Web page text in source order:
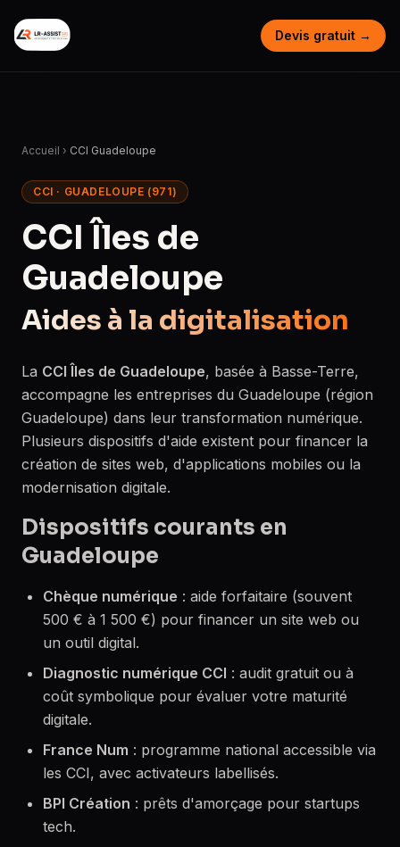
Devis gratuit →
Accueil › CCI Guadeloupe
CCI · GUADELOUPE (971)
CCI Îles de
Guadeloupe
Aides à la digitalisation
La CCI Îles de Guadeloupe, basée à Basse-Terre,
accompagne les entreprises du Guadeloupe (région
Guadeloupe) dans leur transformation numérique.
Plusieurs dispositifs d'aide existent pour financer la
création de sites web, d'applications mobiles ou la
modernisation digitale.
Dispositifs courants en
Guadeloupe
Chèque numérique : aide forfaitaire (souvent
500 € à 1 500 €) pour financer un site web ou
un outil digital.
Diagnostic numérique CCI : audit gratuit ou à
coût symbolique pour évaluer votre maturité
digitale.
France Num : programme national accessible via
les CCI, avec activateurs labellisés.
BPI Création : prêts d'amorçage pour startups
tech.